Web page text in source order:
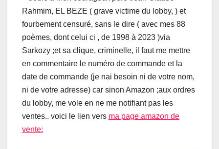
Rahmim, EL BEZE ( grave victime du lobby, ) et
fourbement censuré, sans le dire ( avec mes 88
poèmes, dont celui ci , de 1998 à 2023 )via
Sarkozy ;et sa clique, criminelle, il faut me mettre
en commentaire le numéro de commande et la
date de commande (je nai besoin ni de votre nom,
ni de votre adresse) car sinon Amazon ;aux ordres
du lobby, me vole en ne me notifiant pas les
ventes.. voici le lien vers ma page amazon de
vente: